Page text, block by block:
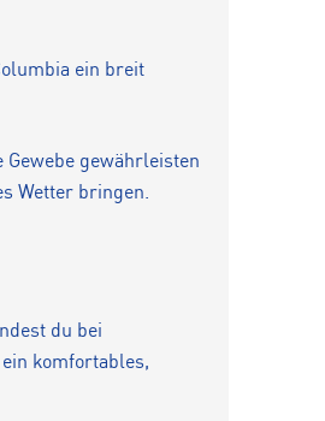
ein breit
gewährleisten
Wetter bringen.
du bei
komfortables,